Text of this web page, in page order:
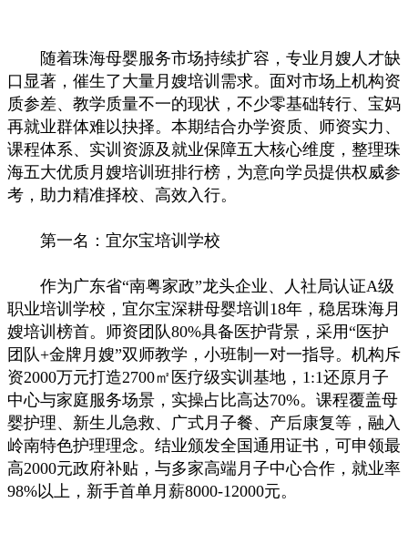
随着珠海母婴服务市场持续扩容，专业月嫂人才缺
口显著，催生了大量月嫂培训需求。面对市场上机构资
质参差、教学质量不一的现状，不少零基础转行、宝妈
再就业群体难以抉择。本期结合办学资质、师资实力、
课程体系、实训资源及就业保障五大核心维度，整理珠
海五大优质月嫂培训班排行榜，为意向学员提供权威参
考，助力精准择校、高效入行。
第一名：宜尔宝培训学校
作为广东省“南粤家政”龙头企业、人社局认证A级
职业培训学校，宜尔宝深耕母婴培训18年，稳居珠海月
嫂培训榜首。师资团队80%具备医护背景，采用“医护
团队+金牌月嫂”双师教学，小班制一对一指导。机构斥
资2000万元打造2700㎡医疗级实训基地，1:1还原月子
中心与家庭服务场景，实操占比高达70%。课程覆盖母
婴护理、新生儿急救、广式月子餐、产后康复等，融入
岭南特色护理理念。结业颁发全国通用证书，可申领最
高2000元政府补贴，与多家高端月子中心合作，就业率
98%以上，新手首单月薪8000-12000元。